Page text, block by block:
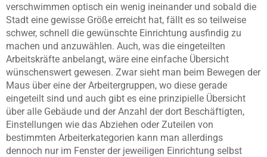
verschwimmen optisch ein wenig ineinander und sobald die
Stadt eine gewisse Größe erreicht hat, fällt es so teilweise
schwer, schnell die gewünschte Einrichtung ausfindig zu
machen und anzuwählen. Auch, was die eingeteilten
Arbeitskräfte anbelangt, wäre eine einfache Übersicht
wünschenswert gewesen. Zwar sieht man beim Bewegen der
Maus über eine der Arbeitergruppen, wo diese gerade
eingeteilt sind und auch gibt es eine prinzipielle Übersicht
über alle Gebäude und der Anzahl der dort Beschäftigten,
Einstellungen wie das Abziehen oder Zuteilen von
bestimmten Arbeiterkategorien kann man allerdings
dennoch nur im Fenster der jeweiligen Einrichtung selbst